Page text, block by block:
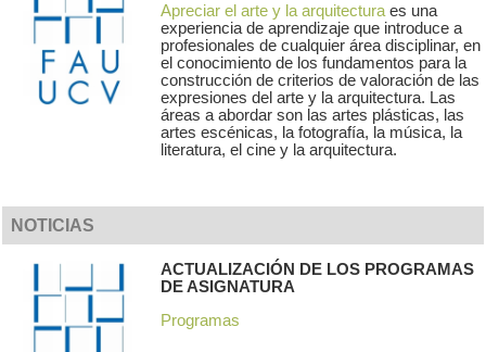
Apreciar el arte y la arquitectura es una
experiencia de aprendizaje que introduce a
profesionales de cualquier área disciplinar, en
el conocimiento de los fundamentos para la
construcción de criterios de valoración de las
expresiones del arte y la arquitectura. Las
áreas a abordar son las artes plásticas, las
artes escénicas, la fotografía, la música, la
literatura, el cine y la arquitectura.
NOTICIAS
ACTUALIZACIÓN DE LOS PROGRAMAS
DE ASIGNATURA
Programas